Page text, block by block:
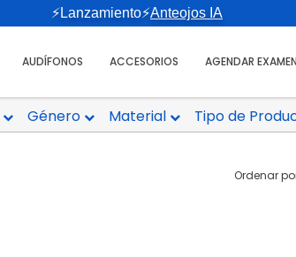
⚡Lanzamiento⚡Anteojos IA
AUDÍFONOS ACCESORIOS AGENDAR EXAMEN
Ordenar
Género Material Tipo de